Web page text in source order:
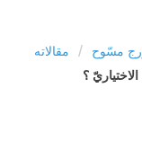
مسّوح / مقالاته
؟